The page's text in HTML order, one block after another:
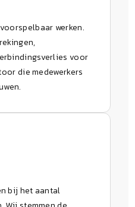
werken.
voor
die medewerkers
bij het aantal